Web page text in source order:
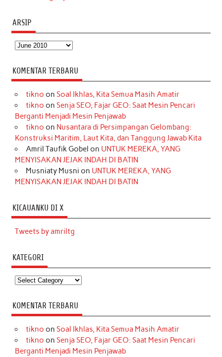
ARSIP
Arsip
KOMENTAR TERBARU
tikno on Soal Ikhlas, Kita Semua Masih Amatir
tikno on Senja SEO, Fajar GEO: Saat Mesin Pencari
Berganti Menjadi Mesin Penjawab
tikno on Nusantara di Persimpangan Gelombang:
Konstruksi Maritim, Laut Kita, dan Tanggung Jawab Kita
Amril Taufik Gobel on UNTUK MEREKA, YANG
MENYISAKAN JEJAK INDAH DI BATIN
Musniaty Musni on UNTUK MEREKA, YANG
MENYISAKAN JEJAK INDAH DI BATIN
KICAUANKU DI X
Tweets by amriltg
KATEGORI
Kategori
KOMENTAR TERBARU
tikno on Soal Ikhlas, Kita Semua Masih Amatir
tikno on Senja SEO, Fajar GEO: Saat Mesin Pencari
Berganti Menjadi Mesin Penjawab